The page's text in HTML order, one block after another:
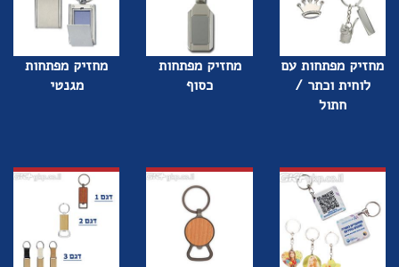
מחזיק מפתחות עם
לוחית וכתר /
חתול
מחזיק מפתחות
כסוף
מחזיק מפתחות
מגנטי